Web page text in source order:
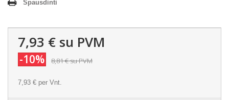
Spausdinti
7,93 € su PVM
-10% 8,81 €su PVM
7,93 € per Vnt.